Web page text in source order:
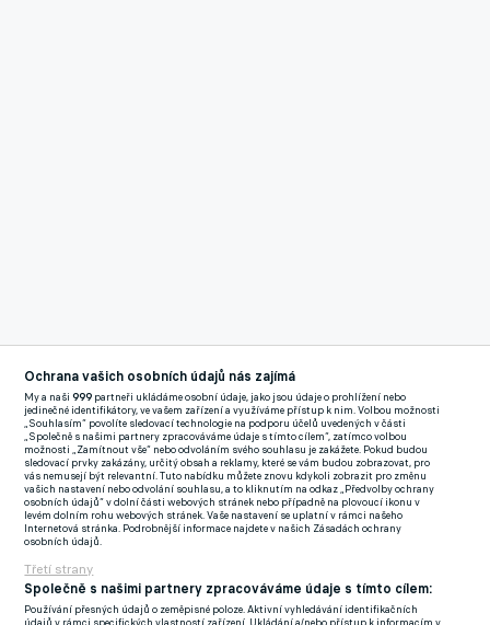
Ochrana vašich osobních údajů nás zajímá
My a naši999 partneři ukládáme osobní údaje, jako jsou údaje o prohlížení nebo
jedinečné identifikátory, ve vašem zařízení a využíváme přístup k nim. Volbou možnosti
„Souhlasím“ povolíte sledovací technologie na podporu účelů uvedených v části
„Společně s našimi partnery zpracováváme údaje s tímto cílem“, zatímco volbou
možnosti „Zamítnout vše“ nebo odvoláním svého souhlasu je zakážete. Pokud budou
sledovací prvky zakázány, určitý obsah a reklamy, které se vám budou zobrazovat, pro
vás nemusejí být relevantní. Tuto nabídku můžete znovu kdykoli zobrazit pro změnu
vašich nastavení nebo odvolání souhlasu, a to kliknutím na odkaz „Předvolby ochrany
osobních údajů“ v dolní části webových stránek nebo případně na plovoucí ikonu v
levém dolním rohu webových stránek. Vaše nastavení se uplatní v rámci našeho
Internetová stránka. Podrobnější informace najdete v našich Zásadách ochrany
osobních údajů.
Třetí strany
Společně s našimi partnery zpracováváme údaje s tímto cílem:
Používání přesných údajů o zeměpisné poloze. Aktivní vyhledávání identifikačních